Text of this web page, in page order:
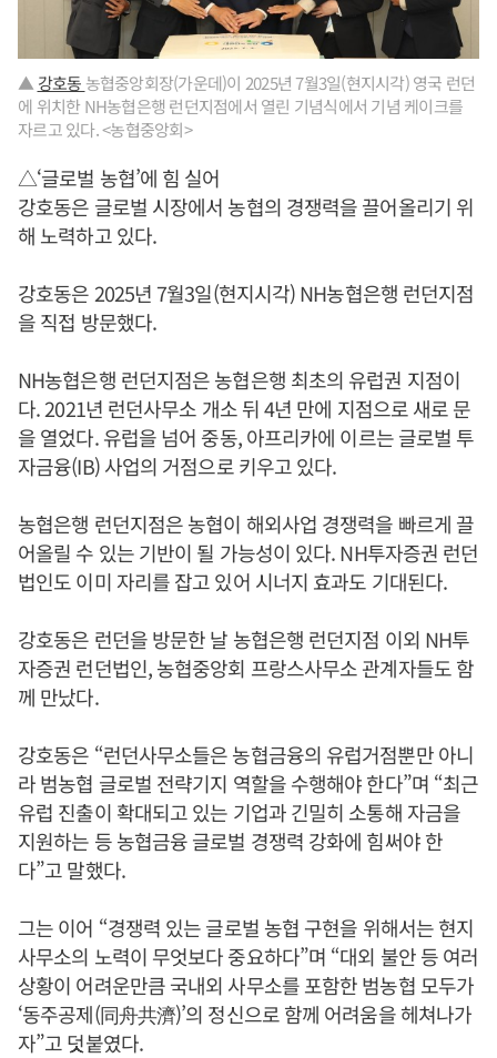
▲ 강호동 농협중앙회장(가운데)이 2025년 7월3일(현지시각) 영국 런던
에 위치한 NH농협은행 런던지점에서 열린 기념식에서 기념 케이크를
자르고 있다. <농협중앙회>
△‘글로벌 농협’에 힘 실어
강호동은 글로벌 시장에서 농협의 경쟁력을 끌어올리기 위
해 노력하고 있다.
강호동은 2025년 7월3일(현지시각) NH농협은행 런던지점
을 직접 방문했다.
NH농협은행 런던지점은 농협은행 최초의 유럽권 지점이
다. 2021년 런던사무소 개소 뒤 4년 만에 지점으로 새로 문
을 열었다. 유럽을 넘어 중동, 아프리카에 이르는 글로벌 투
자금융(IB) 사업의 거점으로 키우고 있다.
농협은행 런던지점은 농협이 해외사업 경쟁력을 빠르게 끌
어올릴 수 있는 기반이 될 가능성이 있다. NH투자증권 런던
법인도 이미 자리를 잡고 있어 시너지 효과도 기대된다.
강호동은 런던을 방문한 날 농협은행 런던지점 이외 NH투
자증권 런던법인, 농협중앙회 프랑스사무소 관계자들도 함
께 만났다.
강호동은 “런던사무소들은 농협금융의 유럽거점뿐만 아니
라 범농협 글로벌 전략기지 역할을 수행해야 한다”며 “최근
유럽 진출이 확대되고 있는 기업과 긴밀히 소통해 자금을
지원하는 등 농협금융 글로벌 경쟁력 강화에 힘써야 한
다”고 말했다.
그는 이어 “경쟁력 있는 글로벌 농협 구현을 위해서는 현지
사무소의 노력이 무엇보다 중요하다”며 “대외 불안 등 여러
상황이 어려운만큼 국내외 사무소를 포함한 범농협 모두가
‘동주공제(同舟共濟)’의 정신으로 함께 어려움을 헤쳐나가
자”고 덧붙였다.